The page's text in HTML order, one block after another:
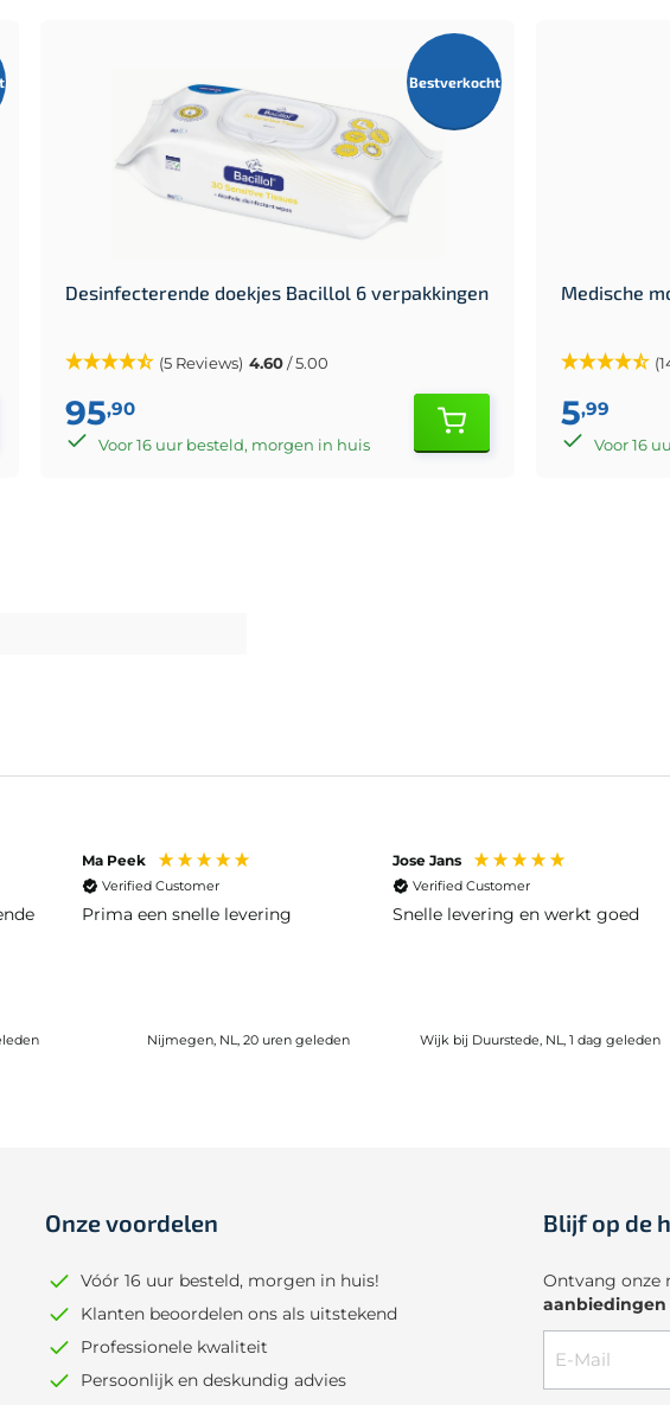
Bestverkocht
Desinfecterende doekjes Bacillol 6 verpakkingen
(5 Reviews) 4.60/ 5.00
95,90
Voor 16 uur besteld, morgen in huis
Medische
5,99
Voor 16
Ma Peek
Verified Customer
Prima een snelle levering
Nijmegen, NL, 20 uren geleden
Jose Jans
Verified Customer
Snelle levering en werkt goed
Wijk bij Duurstede, NL, 1 dag geleden
Onze voordelen
Vóór 16 uur besteld, morgen in huis!
Klanten beoordelen ons als uitstekend
Professionele kwaliteit
Persoonlijk en deskundig advies
Blijf op de
Ontvang onze
aanbiedingen